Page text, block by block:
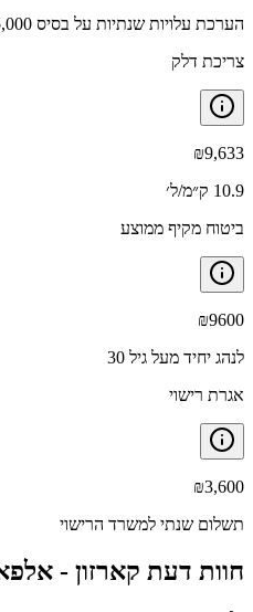
הערכת עלויות שנתיות על בסיס 15,000 ק״מ בשנה
צריכת דלק
₪9,633
10.9 ק״מ/ל׳
ביטוח מקיף ממוצע
₪9600
לנהג יחיד מעל גיל 30
אגרת רישוי
₪3,600
תשלום שנתי למשרד הרישוי
חוות דעת קארזון -